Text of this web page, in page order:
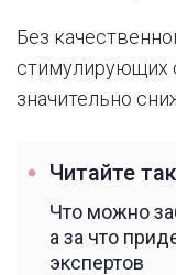
Без
стимулирующих
значительно
Читайте
Что можно
а за что
экспертов